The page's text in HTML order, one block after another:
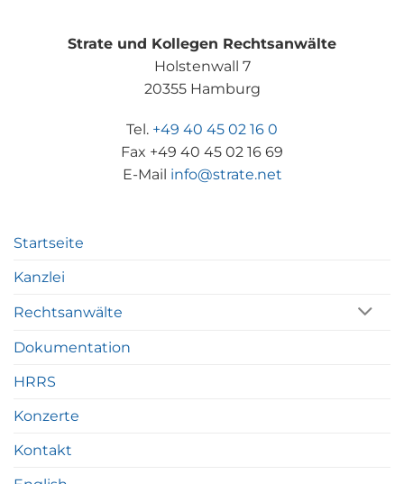
Strate und Kollegen Rechtsanwälte
Holstenwall 7
20355 Hamburg
Tel. +49 40 45 02 16 0
Fax +49 40 45 02 16 69
E-Mail info@strate.net
Startseite
Kanzlei
Rechtsanwälte
Dokumentation
HRRS
Konzerte
Kontakt